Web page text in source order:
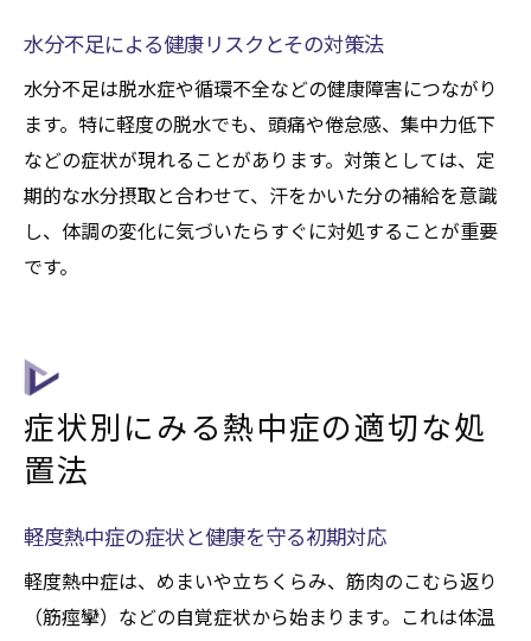
水分不足による健康リスクとその対策法
水分不足は脱水症や循環不全などの健康障害につながり
ます。特に軽度の脱水でも、頭痛や倦怠感、集中力低下
などの症状が現れることがあります。対策としては、定
期的な水分摂取と合わせて、汗をかいた分の補給を意識
し、体調の変化に気づいたらすぐに対処することが重要
です。
症状別にみる熱中症の適切な処
置法
軽度熱中症の症状と健康を守る初期対応
軽度熱中症は、めまいや立ちくらみ、筋肉のこむら返り
（筋痙攣）などの自覚症状から始まります。これは体温